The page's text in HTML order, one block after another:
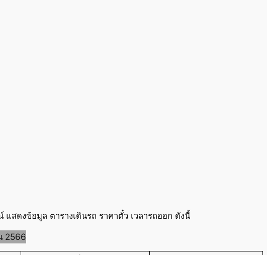
สดงข้อมูล ตารางเดินรถ ราคาตั๋ว เวลารถออก ดังนี้
2566